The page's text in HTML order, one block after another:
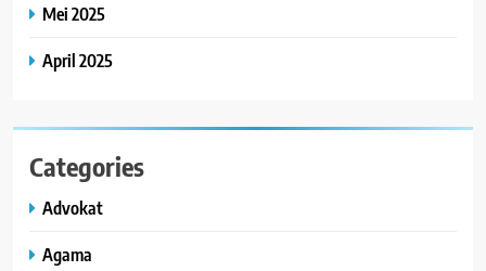
Mei 2025
April 2025
Categories
Advokat
Agama